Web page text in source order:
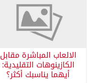
الالعاب المباشرة مقابل
الكازينوهات التقليدية:
أيهما يناسبك أكثر؟